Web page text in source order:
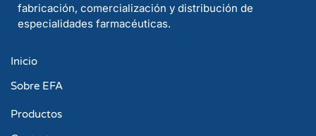
fabricación, comercialización y distribución de
especialidades farmacéuticas.
Inicio
Sobre EFA
Productos